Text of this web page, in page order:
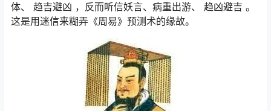
体、 趋吉避凶 ，反而听信妖言、病重出游、 趋凶避吉 。
这是用迷信来糊弄《周易》预测术的缘故。